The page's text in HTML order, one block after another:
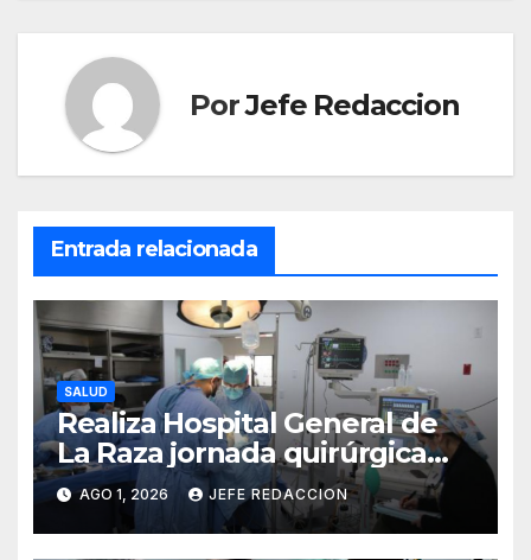
PorJefe Redaccion
Entrada relacionada
SALUD
Realiza Hospital General de
La Raza jornada quirúrgica
que transforma la vida de 10
menores con labio y paladar
hendido
AGO 1, 2026 JEFE REDACCION